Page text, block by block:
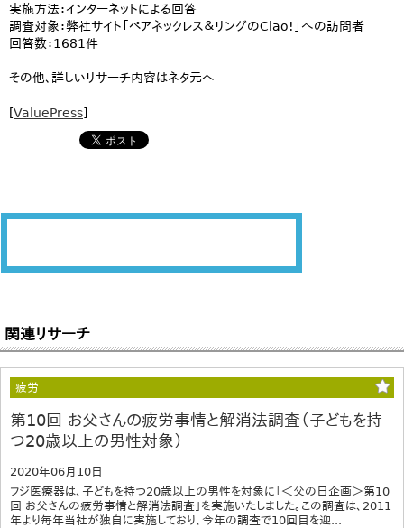
実施方法：インターネットによる回答
調査対象：弊社サイト「ペアネックレス＆リングのCiao!」への訪問者
回答数：1681件
その他、詳しいリサーチ内容はネタ元へ
[ValuePress]
関連リサーチ
疲労
第10回 お父さんの疲労事情と解消法調査（子どもを持
つ20歳以上の男性対象）
2020年06月10日
フジ医療器は、子どもを持つ20歳以上の男性を対象に「＜父の日企画＞第10
回 お父さんの疲労事情と解消法調査」を実施いたしました。この調査は、2011
年より毎年当社が独自に実施しており、今年の調査で10回目を迎...